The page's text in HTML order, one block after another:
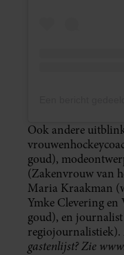
Ook andere
goud),
(Zakenvrouw van
Maria Kraakman
Ymke Clevering en
goud), en
regiojournalistiek).
gastenlijst? Zie